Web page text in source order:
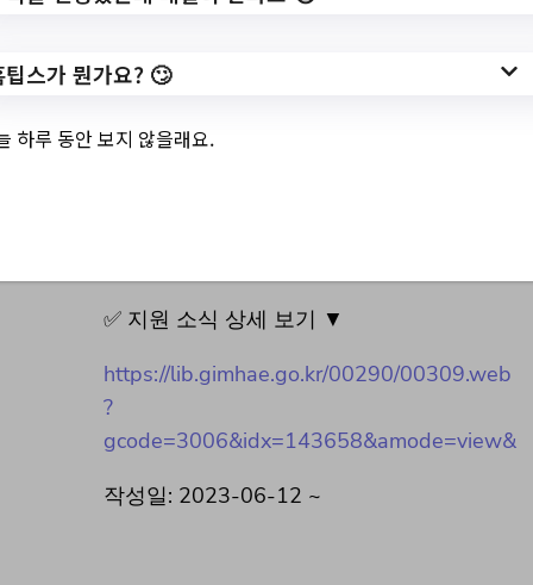
"나만의 캘리 조명
만들기" 신청자 모
✅ 지원 소식 상세 보기 ▼
https://lib.gimhae.go.kr/00290/00309.web
?
gcode=3006&idx=143658&amode=view&
작성일: 2023-06-12 ~
팁스가 뭔가요? 🙄
하루 동안 보지 않을래요.